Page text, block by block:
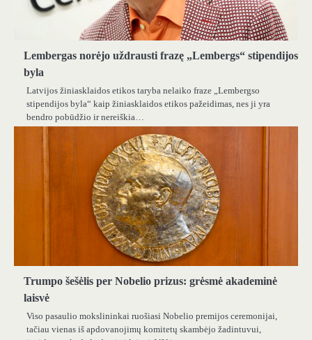
Lembergas norėjo uždrausti frazę „Lembergs“ stipendijos
byla
Latvijos žiniasklaidos etikos taryba nelaiko fraze „Lembergso
stipendijos byla“ kaip žiniasklaidos etikos pažeidimas, nes ji yra
bendro pobūdžio ir nereiškia…
Trumpo šešėlis per Nobelio prizus: grėsmė akademinė
laisvė
Viso pasaulio mokslininkai ruošiasi Nobelio premijos ceremonijai,
tačiau vienas iš apdovanojimų komitetų skambėjo žadintuvui,